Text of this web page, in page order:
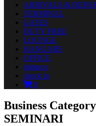
ARRIVALS &
TERMINAL
GATES
DUTY FREE
LOUNGE
HANGARS
OFFICE
imbarco
check in
0
Business
SEMINARI